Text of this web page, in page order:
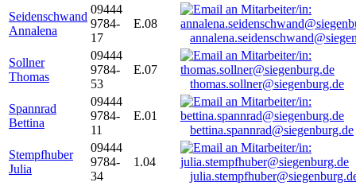
Seidenschwand
Annalena
09444
9784-
17
E.08
Sollner
Thomas
09444
9784-
53
E.07
thomas.sollner@siegenburg.de
Spannrad
Bettina
09444
9784-
11
E.01
bettina.spannrad@siegenburg.de
Stempfhuber
Julia
09444
9784-
34
1.04